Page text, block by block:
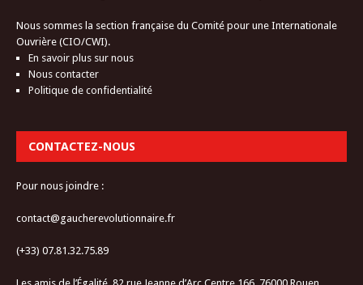
Nous sommes la section française du Comité pour une Internationale
Ouvrière (CIO/CWI).
En savoir plus sur nous
Nous contacter
Politique de confidentialité
CONTACTEZ-NOUS
Pour nous joindre :
contact@gaucherevolutionnaire.fr
(+33) 07.81.32.75.89